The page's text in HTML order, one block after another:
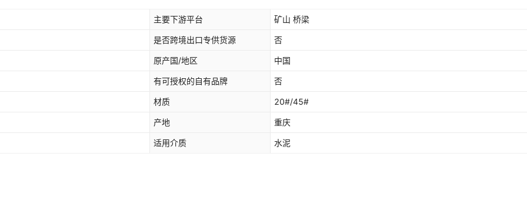
主要下游平台 矿山 桥梁
是否跨境出口专供货源 否
原产国/地区 中国
有可授权的自有品牌 否
材质 20#/45#
产地 重庆
适用介质 水泥